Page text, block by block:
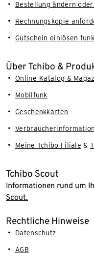
Bestellung ändern
Rechnungskopie
Gutschein einlösen
Über Tchibo &
Online-Katalog &
Mobilfunk
Geschenkkarten
Meine Tchibo Filiale &
Tchibo Scout
Informationen rund um
Scout.
Rechtliche Hinweise
Datenschutz
AGB